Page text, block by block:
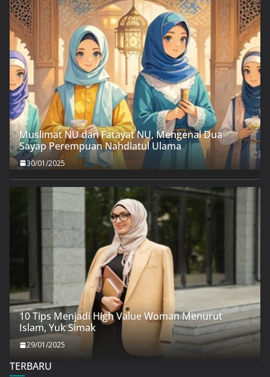
Muslimat NU dan Fatayat NU, Mengenal Dua
Sayap Perempuan Nahdlatul Ulama
30/01/2025
10 Tips Menjadi High Value Woman Menurut
Islam, Yuk Simak
29/01/2025
TERBARU